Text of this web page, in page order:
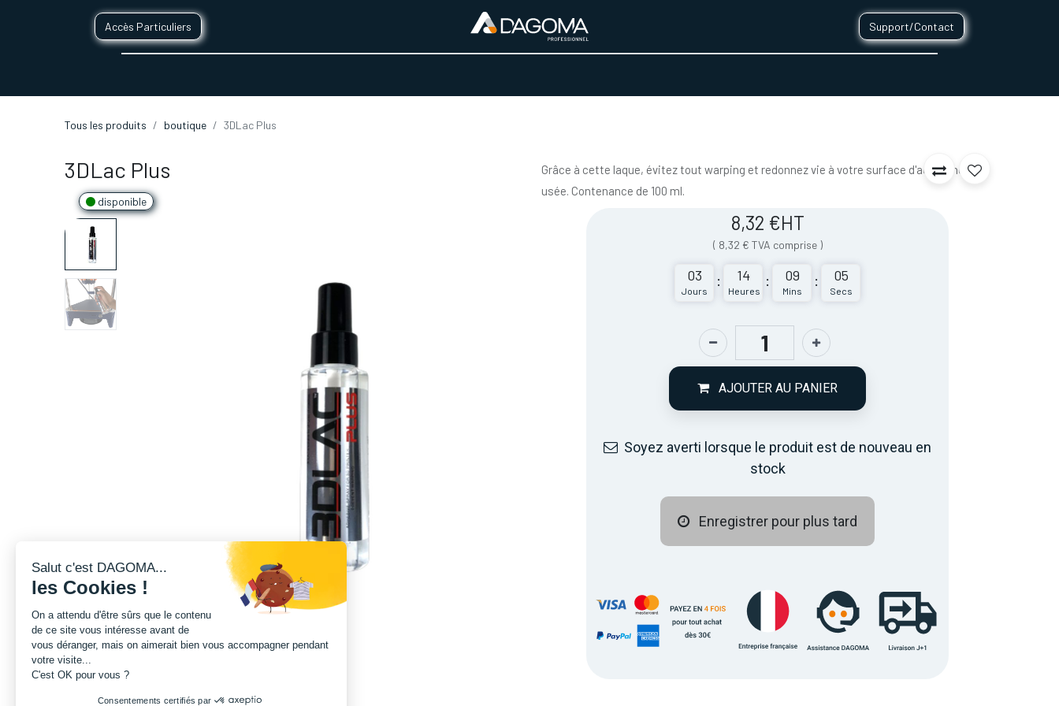
Accès Particuliers Support/Contact
Tous les produits boutique 3DLac Plus
3DLac Plus
disponible
Grâce à cette laque, évitez tout warping et redonnez vie à votre surface d'accroche
usée. Contenance de 100 ml.
8,32 €HT
( 8,32 € TVA comprise )
03
Jours
: 14
Heures
: 09
Mins
: 05
Secs
AJOUTER AU PANIER
Soyez averti lorsque le produit est de nouveau en
stock
Enregistrer pour plus tard
Salut c'est DAGOMA...
les Cookies !
On a attendu d'être sûrs que le contenu
de ce site vous intéresse avant de
vous déranger, mais on aimerait bien vous accompagner pendant
votre visite...
C'est OK pour vous ?
Consentements certifiés par